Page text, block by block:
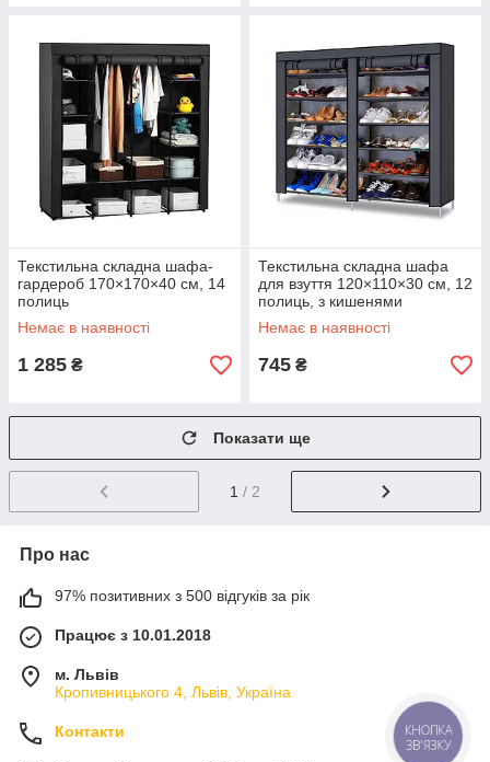
Текстильна складна шафа-
гардероб 170×170×40 см, 14
полиць
Немає в наявності
1 285 ₴
Текстильна складна шафа
для взуття 120×110×30 см, 12
полиць, з кишенями
Немає в наявності
745 ₴
Показати ще
1 / 2
Про нас
97% позитивних з 500 відгуків за рік
Працює з 10.01.2018
м. Львів
Кропивницького 4, Львів, Україна
Контакти КНОПКА
ЗВ'ЯЗКУ